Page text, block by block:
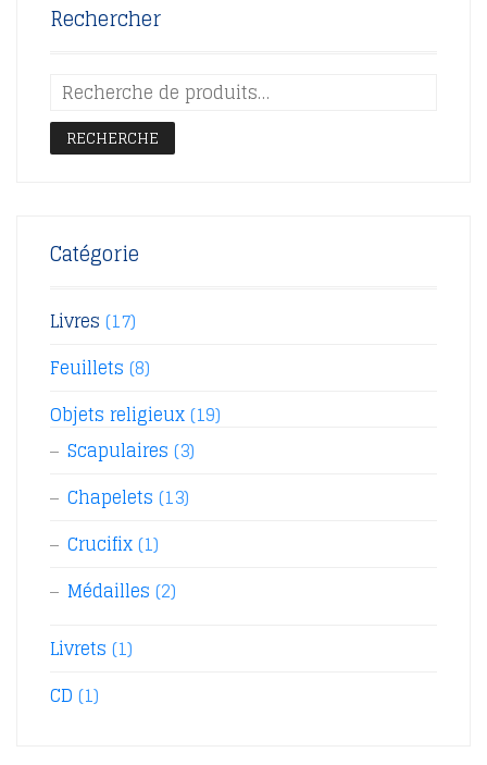
Rechercher
RECHERCHE
Catégorie
Livres (17)
Feuillets (8)
Objets religieux(19)
Scapulaires (3)
Chapelets (13)
Crucifix(1)
Médailles (2)
Livrets (1)
CD (1)